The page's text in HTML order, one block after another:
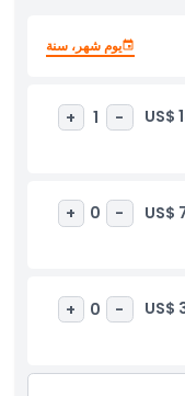
من المعالم التي يجب
ومحبي الطبيعة ومحبي
القديمة، فإن هذه
أقدم الغابات المطيرة
عبر الإنترنت اليوم
يوم شهر، سنة
US$
-
1
+
US$
-
0
+
US$
-
0
+